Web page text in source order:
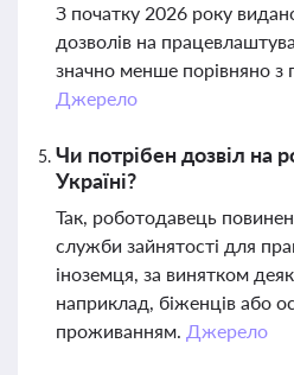
З початку 2026 року
дозволів на
значно менше порівняно з
Джерело
Чи потрібен дозвіл на
Україні?
Так, роботодавець
служби зайнятості для
іноземця, за винятком
наприклад, біженців або
проживанням. Джерело